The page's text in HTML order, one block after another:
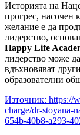
Историята на
прогрес, насочен
желание е да
лидерство,
Happy Life
лидерство може
вдъхновяват
образователни
Източник: https://
charge/dr-stoyana-
654b-40b8-a293-